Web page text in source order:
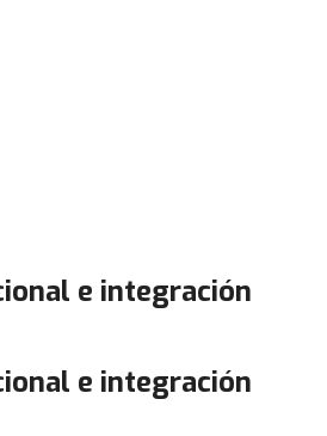
e integración
e integración